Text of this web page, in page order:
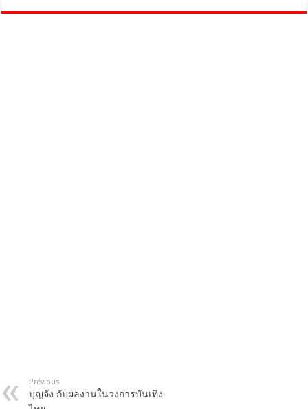
Previous
บุญจัง กับผลงานในวงการบันเทิง